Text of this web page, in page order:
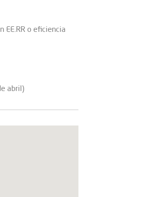
EE.RR o eficiencia
abril)